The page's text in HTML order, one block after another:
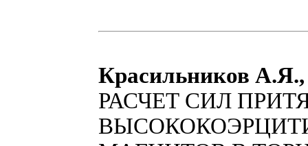
Красильников
РАСЧЕТ СИЛ